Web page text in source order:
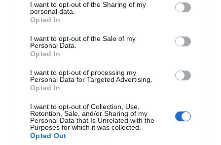
I want to opt-out of the Sharing of my
personal data.
Opted In
I want to opt-out of the Sale of my
Personal Data.
Opted In
I want to opt-out of processing my
Personal Data for Targeted Advertising.
Opted In
I want to opt-out of Collection, Use,
Retention, Sale, and/or Sharing of my
Personal Data that Is Unrelated with the
Purposes for which it was collected.
Opted Out
Si vas pel món amb una inquietud
d'internacionalització, la dimensió ajuda. No és
que hi hagi una mida òptima. El que sí què veiem
l'administració, les empreses no volen créixer
En altres països, l'empresa familiar té una mida
superior?